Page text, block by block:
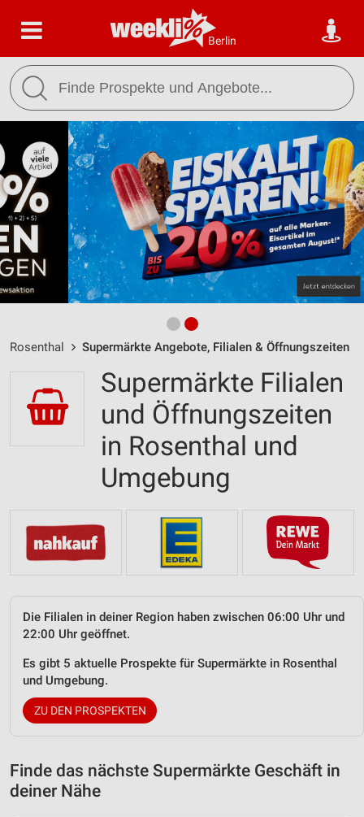
Berlin
Rosenthal Supermärkte Angebote, Filialen & Öffnungszeiten
Supermärkte Filialen
und Öffnungszeiten
in Rosenthal und
Umgebung
Die Filialen in deiner Region haben zwischen 06:00 Uhr und
22:00 Uhr geöffnet.
Es gibt 5 aktuelle Prospekte für Supermärkte in Rosenthal
und Umgebung.
ZU DEN PROSPEKTEN
Finde das nächste Supermärkte Geschäft in
deiner Nähe